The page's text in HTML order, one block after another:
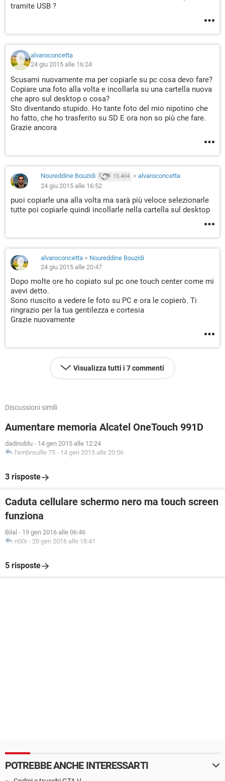
tramite USB ?
alvaroconcetta
24 giu 2015 alle 16:24
Scusami nuovamente ma per copiarle su pc cosa devo fare?
Copiare una foto alla volta e incollarla su una cartella nuova
che apro sul desktop o cosa?
Sto diventando stupido. Ho tante foto del mio nipotino che
ho fatto, che ho trasferito su SD E ora non so più che fare.
Grazie ancora
Noureddine Bouzidi 15.404 > alvaroconcetta
24 giu 2015 alle 16:52
puoi copiarle una alla volta ma sarà più veloce selezionarle
tutte poi copiarle quindi incollarle nella cartella sul desktop
alvaroconcetta > Noureddine Bouzidi
24 giu 2015 alle 20:47
Dopo molte ore ho copiato sul pc one touch center come mi
avevi detto.
Sono riuscito a vedere le foto su PC e ora le copierò. Ti
ringrazio per la tua gentilezza e cortesia
Grazie nuovamente
Visualizza tutti i 7 commenti
Discussioni simili
Aumentare memoria Alcatel OneTouch 991D
dadinoblu - 14 gen 2015 alle 12:24
l'embrouille 75 - 14 gen 2015 alle 20:56
3 risposte
Caduta cellulare schermo nero ma touch screen
funziona
Bilal - 19 gen 2016 alle 06:46
n00r - 20 gen 2016 alle 18:41
5 risposte
POTREBBE ANCHE INTERESSARTI